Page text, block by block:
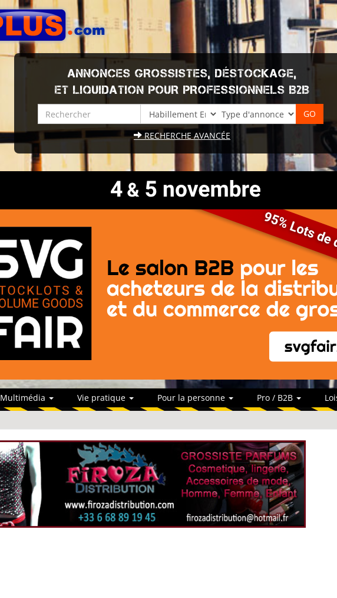
ANNONCES GROSSISTES, DÉSTOCKAGE,
ET LIQUIDATION POUR PROFESSIONNELS B2B
RECHERCHE AVANCÉE
Multimédia Vie pratique Pour la personne Pro / B2B